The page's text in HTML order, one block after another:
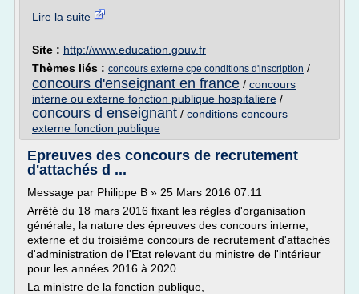
Lire la suite
Site : http://www.education.gouv.fr
Thèmes liés : concours externe cpe conditions d'inscription /
concours d'enseignant en france / concours
interne ou externe fonction publique hospitaliere /
concours d enseignant / conditions concours
externe fonction publique
Epreuves des concours de recrutement
d'attachés d ...
Message par Philippe B » 25 Mars 2016 07:11
Arrêté du 18 mars 2016 fixant les règles d'organisation
générale, la nature des épreuves des concours interne,
externe et du troisième concours de recrutement d'attachés
d'administration de l'Etat relevant du ministre de l'intérieur
pour les années 2016 à 2020
La ministre de la fonction publique,